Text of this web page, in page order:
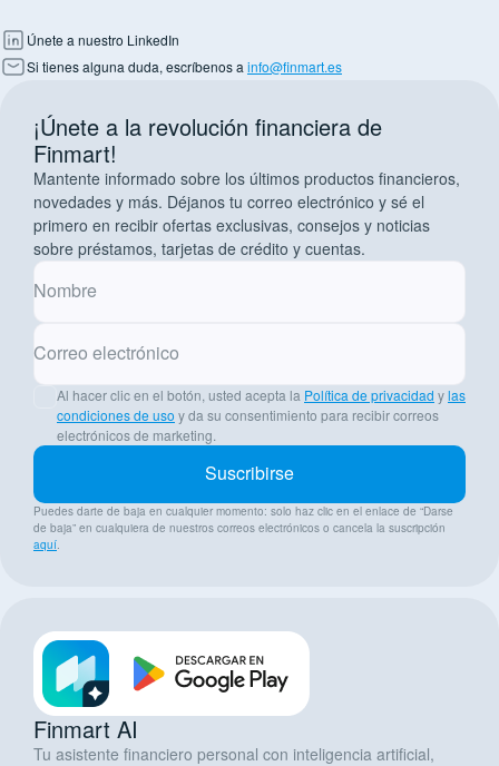
Únete a nuestro LinkedIn
Si tienes alguna duda, escríbenos a info@finmart.es
¡Únete a la revolución financiera de
Finmart!
Mantente informado sobre los últimos productos financieros,
novedades y más. Déjanos tu correo electrónico y sé el
primero en recibir ofertas exclusivas, consejos y noticias
sobre préstamos, tarjetas de crédito y cuentas.
Nombre
Correo electrónico
Al hacer clic en el botón, usted acepta la Política de privacidad ylas
condiciones de uso y da su consentimiento para recibir correos
electrónicos de marketing.
Suscribirse
Puedes darte de baja en cualquier momento: solo haz clic en el enlace de “Darse
de baja” en cualquiera de nuestros correos electrónicos o cancela la suscripción
aquí.
Finmart AI
Tu asistente financiero personal con inteligencia artificial,